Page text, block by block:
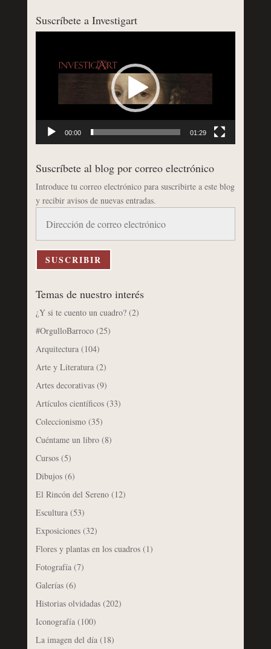
Suscríbete a Investigart
00:00 01:29
Suscríbete al blog por correo electrónico
Introduce tu correo electrónico para suscribirte a este blog
y recibir avisos de nuevas entradas.
correo
electrónico
SUSCRIBIR
Temas de nuestro interés
¿Y si te cuento un cuadro?(2)
#OrgulloBarroco(25)
Arquitectura(104)
Arte y Literatura(2)
Artes decorativas(9)
Artículos científicos(33)
Coleccionismo(35)
Cuéntame un libro(8)
Cursos(5)
Dibujos(6)
El Rincón del Sereno(12)
Escultura(53)
Exposiciones(32)
Flores y plantas en los cuadros(1)
Fotografía(7)
Galerías(6)
Historias olvidadas(202)
Iconografía(100)
La imagen del día(18)